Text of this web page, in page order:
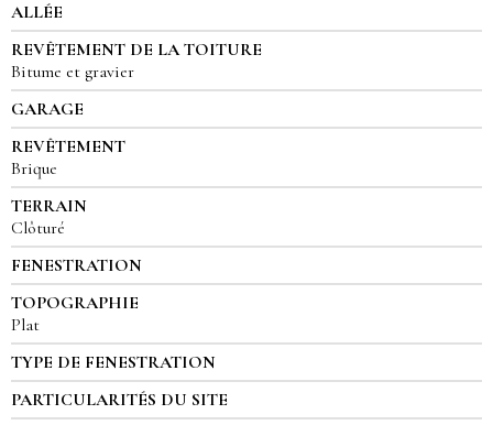
ALLÉE
REVÊTEMENT DE LA TOITURE
Bitume et gravier
GARAGE
REVÊTEMENT
Brique
TERRAIN
Clôturé
FENESTRATION
TOPOGRAPHIE
Plat
TYPE DE FENESTRATION
PARTICULARITÉS DU SITE